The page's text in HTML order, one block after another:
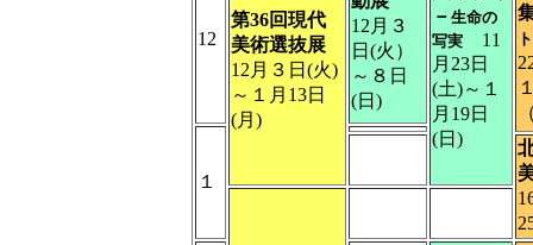
－ 生命の
写実11
月23日
(土)～１
月19日
(日)
12
第36回現代
美術選抜展
12月３日(火)
～１月13日
(月)
12月３
日(火）
～８日
(日)
１